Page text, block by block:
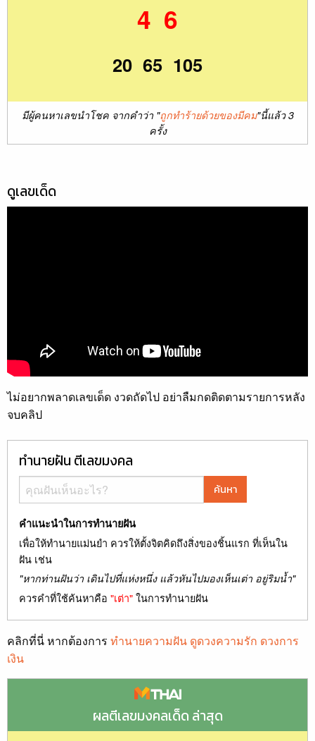
4 6
20 65 105
มีผู้คนหาเลขนำโชค จากคำว่า "ถูกทำร้ายด้วยของมีคม"นี้แล้ว 3
ครั้ง
ดูเลขเด็ด
ไม่อยากพลาดเลขเด็ด งวดถัดไป อย่าลืมกดติดตามรายการหลัง
จบคลิป
ทำนายฝัน ตีเลขมงคล
ค้นหา
คำแนะนำในการทำนายฝัน
เพื่อให้ทำนายแม่นยำ ควรให้ตั้งจิตคิดถึงสิ่งของชิ้นแรก ที่เห็นใน
ฝัน เช่น
"หากท่านฝันว่า เดินไปที่แห่งหนึ่ง แล้วหันไปมองเห็นเต่า อยู่ริมน้ำ"
ควรคำที่ใช้ค้นหาคือ "เต่า"ในการทำนายฝัน
คลิกที่นี่ หากต้องการ ทำนายความฝัน ดูดวงความรัก ดวงการ
เงิน
ผลตีเลขมงคลเด็ด ล่าสุด